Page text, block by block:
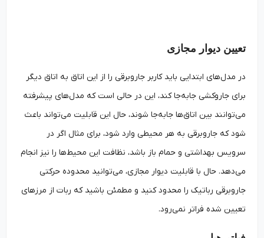
تعیین دیوار مجازی
در مدل‌های ابتدایی باید کاربر جاروبرقی را از این اتاق به اتاق دیگر
برای جاروکشی جابه‌جا کند، این در حالی است که مدل‌های پیشرفته
می‌توانند بین اتاق‌ها جابه‌جا شوند، حال این قابلیت می‌تواند باعث
شود که جاروبرقی به هر محیطی وارد شود، برای مثال اگر در
سرویس بهداشتی و حمام باز باشد، نظافت این محیط‌ها را نیز انجام
می‌دهد. حال با قابلیت دیوار مجازی، می‌توانید محدوده حرکتی
جاروبرقی رباتیک را محدود کنید و مطمئن باشید که ربات از مرزهای
تعیین شده فراتر نمی‌رود.